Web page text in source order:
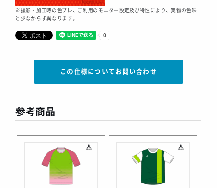
※撮影・加工時の色ブレ、ご利用のモニター設定及び特性により、実物の色味
と少なからず異なります。
この仕様についてお問い合わせ
参考商品